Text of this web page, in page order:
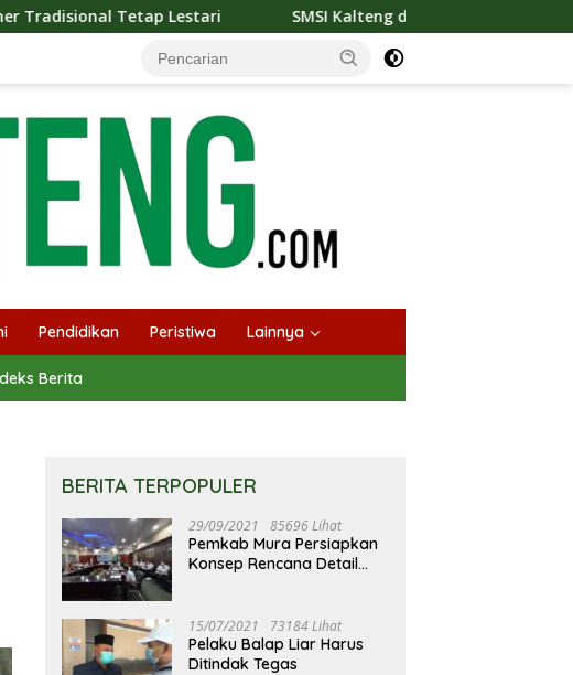
SMSI Kalteng dan Bidan Sean Bangun Kolaborasi Strategis,
Pendidikan Peristiwa Lainnya
Berita
BERITA TERPOPULER
29/09/2021 85696 Lihat
Pemkab Mura Persiapkan
Konsep Rencana Detail
15/07/2021 73184 Lihat
Pelaku Balap Liar Harus
Ditindak Tegas